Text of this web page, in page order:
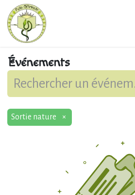
Événements
Sortie nature ×